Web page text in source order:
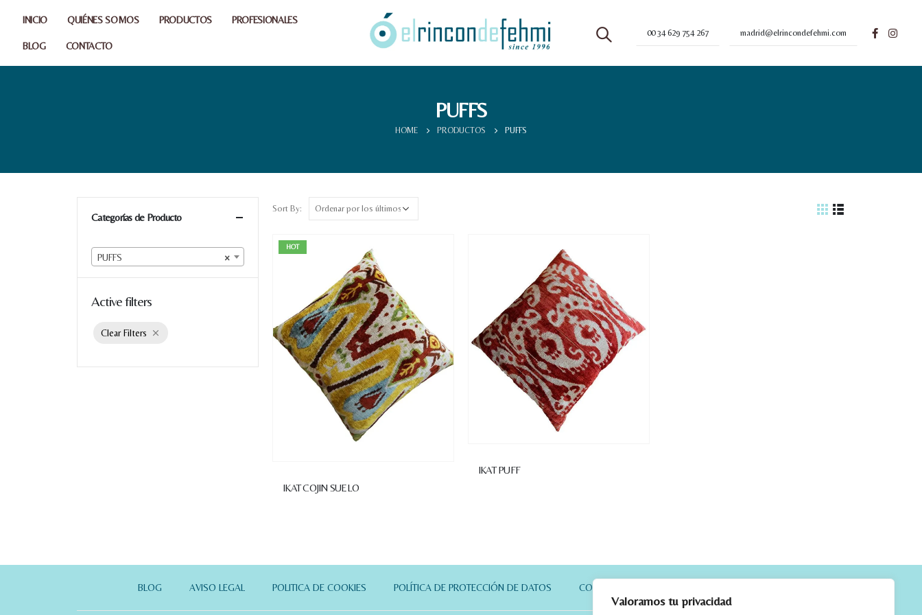
Valoramos tu privacidad
INICIO QUIÉNES SOMOS PRODUCTOS PROFESIONALES
BLOG CONTACTO
00 34 629 754 267 madrid@elrincondefehmi.com
PUFFS
HOME PRODUCTOS PUFFS
Sort By:
HOT
IKAT COJIN SUELO
IKAT PUFF
Categorías de Producto
×
PUFFS
Active filters
Clear Filters
BLOG AVISO LEGAL POLITICA DE COOKIES POLÍTICA DE PROTECCIÓN DE DATOS CONTACTO